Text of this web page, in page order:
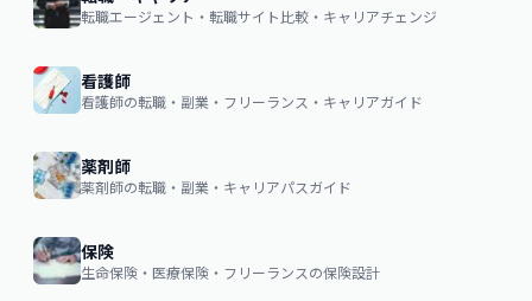
転職エージェント・転職サイト比較・キャリアチェンジ
看護師
看護師の転職・副業・フリーランス・キャリアガイド
薬剤師
薬剤師の転職・副業・キャリアパスガイド
保険
生命保険・医療保険・フリーランスの保険設計